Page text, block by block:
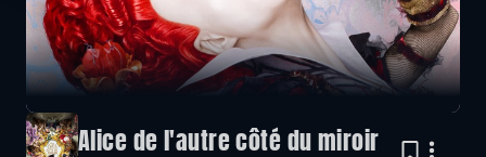
Alice de l'autre côté du miroir